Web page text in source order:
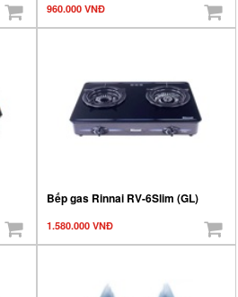
960.000 VNĐ
Bếp gas Rinnai RV-6Slim (GL)
1.580.000 VNĐ